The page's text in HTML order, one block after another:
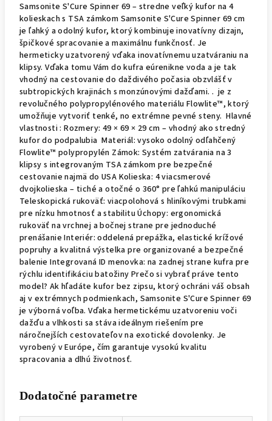
Samsonite S'Cure Spinner 69 – stredne veľký kufor na 4
kolieskach s TSA zámkom Samsonite S'Cure Spinner 69 cm
je ľahký a odolný kufor, ktorý kombinuje inovatívny dizajn,
špičkové spracovanie a maximálnu funkčnosť. Je
hermeticky uzatvorený vďaka inovatívnemu uzatváraniu na
klipsy. Vďaka tomu Vám do kufra eúrenikne voda a je tak
vhodný na cestovanie do daždivého počasia obzvlášť v
subtropických krajinách s monzúnovými dažďami. . je z
revolučného polypropylénového materiálu Flowlite™, ktorý
umožňuje vytvoriť tenké, no extrémne pevné steny. Hlavné
vlastnosti : Rozmery: 49 × 69 × 29 cm – vhodný ako stredný
kufor do podpalubia Materiál: vysoko odolný odľahčený
Flowlite™ polypropylén Zámok: Systém zatvárania na 3
klipsy s integrovaným TSA zámkom pre bezpečné
cestovanie najmä do USA Kolieska: 4 viacsmerové
dvojkolieska – tiché a otočné o 360° pre ľahkú manipuláciu
Teleskopická rukoväť: viacpolohová s hliníkovými trubkami
pre nízku hmotnosť a stabilitu Úchopy: ergonomická
rukoväť na vrchnej a bočnej strane pre jednoduché
prenášanie Interiér: oddelená prepážka, elastické krížové
popruhy a kvalitná výstelka pre organizované a bezpečné
balenie Integrovaná ID menovka: na zadnej strane kufra pre
rýchlu identifikáciu batožiny Prečo si vybrať práve tento
model? Ak hľadáte kufor bez zipsu, ktorý ochráni váš obsah
aj v extrémnych podmienkach, Samsonite S'Cure Spinner 69
je výborná voľba. Vďaka hermetickému uzatvoreniu voči
dažďu a vlhkosti sa stáva ideálnym riešením pre
náročnejších cestovateľov na exotické dovolenky. Je
vyrobený v Európe, čím garantuje vysokú kvalitu
spracovania a dlhú životnosť.
Dodatočné parametre